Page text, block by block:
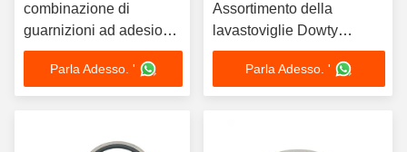
combinazione di
guarnizioni ad adesione
resistente all'olio
personalizzabile
Parla Adesso. '
Assortimento della
lavastoviglie Dowty
Metrica 6 8 10 12 22 24
mm O Ring Box Oro Blu
Parla Adesso. '